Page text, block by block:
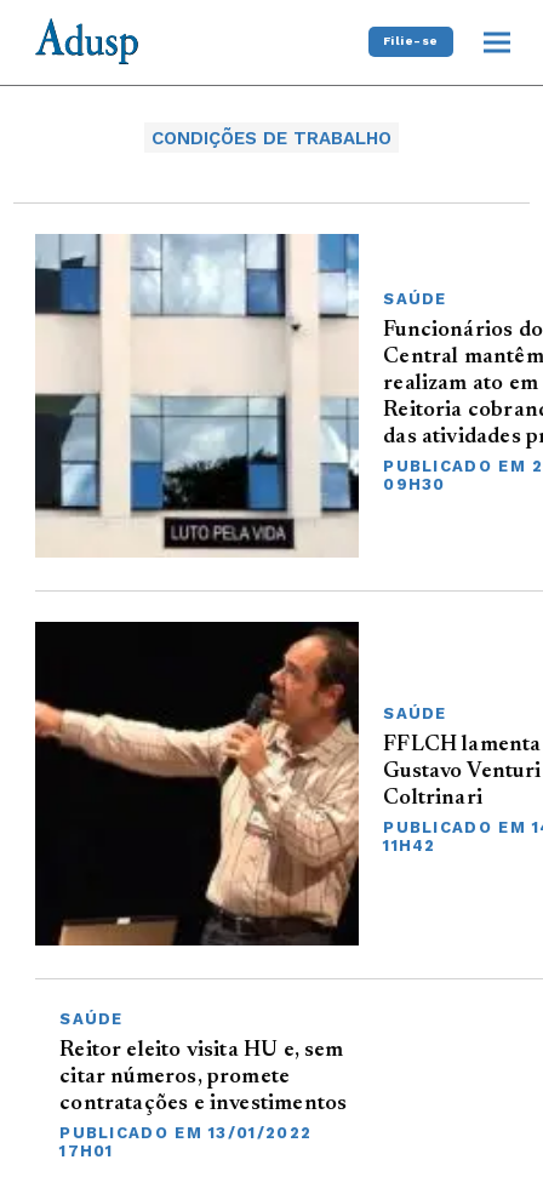
Filie-se
CONDIÇÕES DE TRABALHO
SAÚDE
Funcionários
Central
realizam ato
Reitoria
das atividades
PUBLICADO EM
09H30
SAÚDE
FFLCH
Gustavo
Coltrinari
PUBLICADO EM
11H42
SAÚDE
Reitor eleito visita HU e, sem
citar números, promete
contratações e investimentos
PUBLICADO EM 13/01/2022
17H01